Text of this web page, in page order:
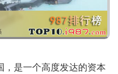
，是一个高度发达的资本